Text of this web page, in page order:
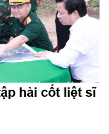
hài cốt liệt sĩ